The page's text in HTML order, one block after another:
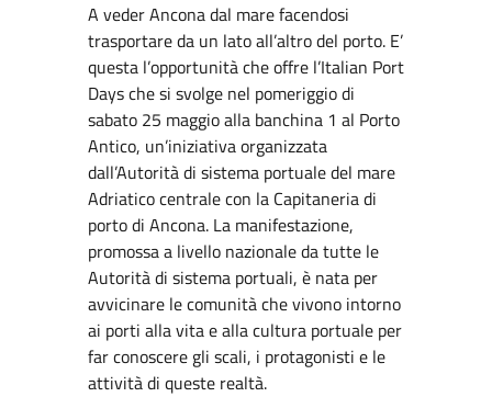
A veder Ancona dal mare facendosi
trasportare da un lato all’altro del porto. E’
questa l’opportunità che offre l’Italian Port
Days che si svolge nel pomeriggio di
sabato 25 maggio alla banchina 1 al Porto
Antico, un’iniziativa organizzata
dall’Autorità di sistema portuale del mare
Adriatico centrale con la Capitaneria di
porto di Ancona. La manifestazione,
promossa a livello nazionale da tutte le
Autorità di sistema portuali, è nata per
avvicinare le comunità che vivono intorno
ai porti alla vita e alla cultura portuale per
far conoscere gli scali, i protagonisti e le
attività di queste realtà.